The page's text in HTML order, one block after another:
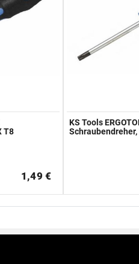
T8
1,49 €
KS Tools
Schraubendreher,